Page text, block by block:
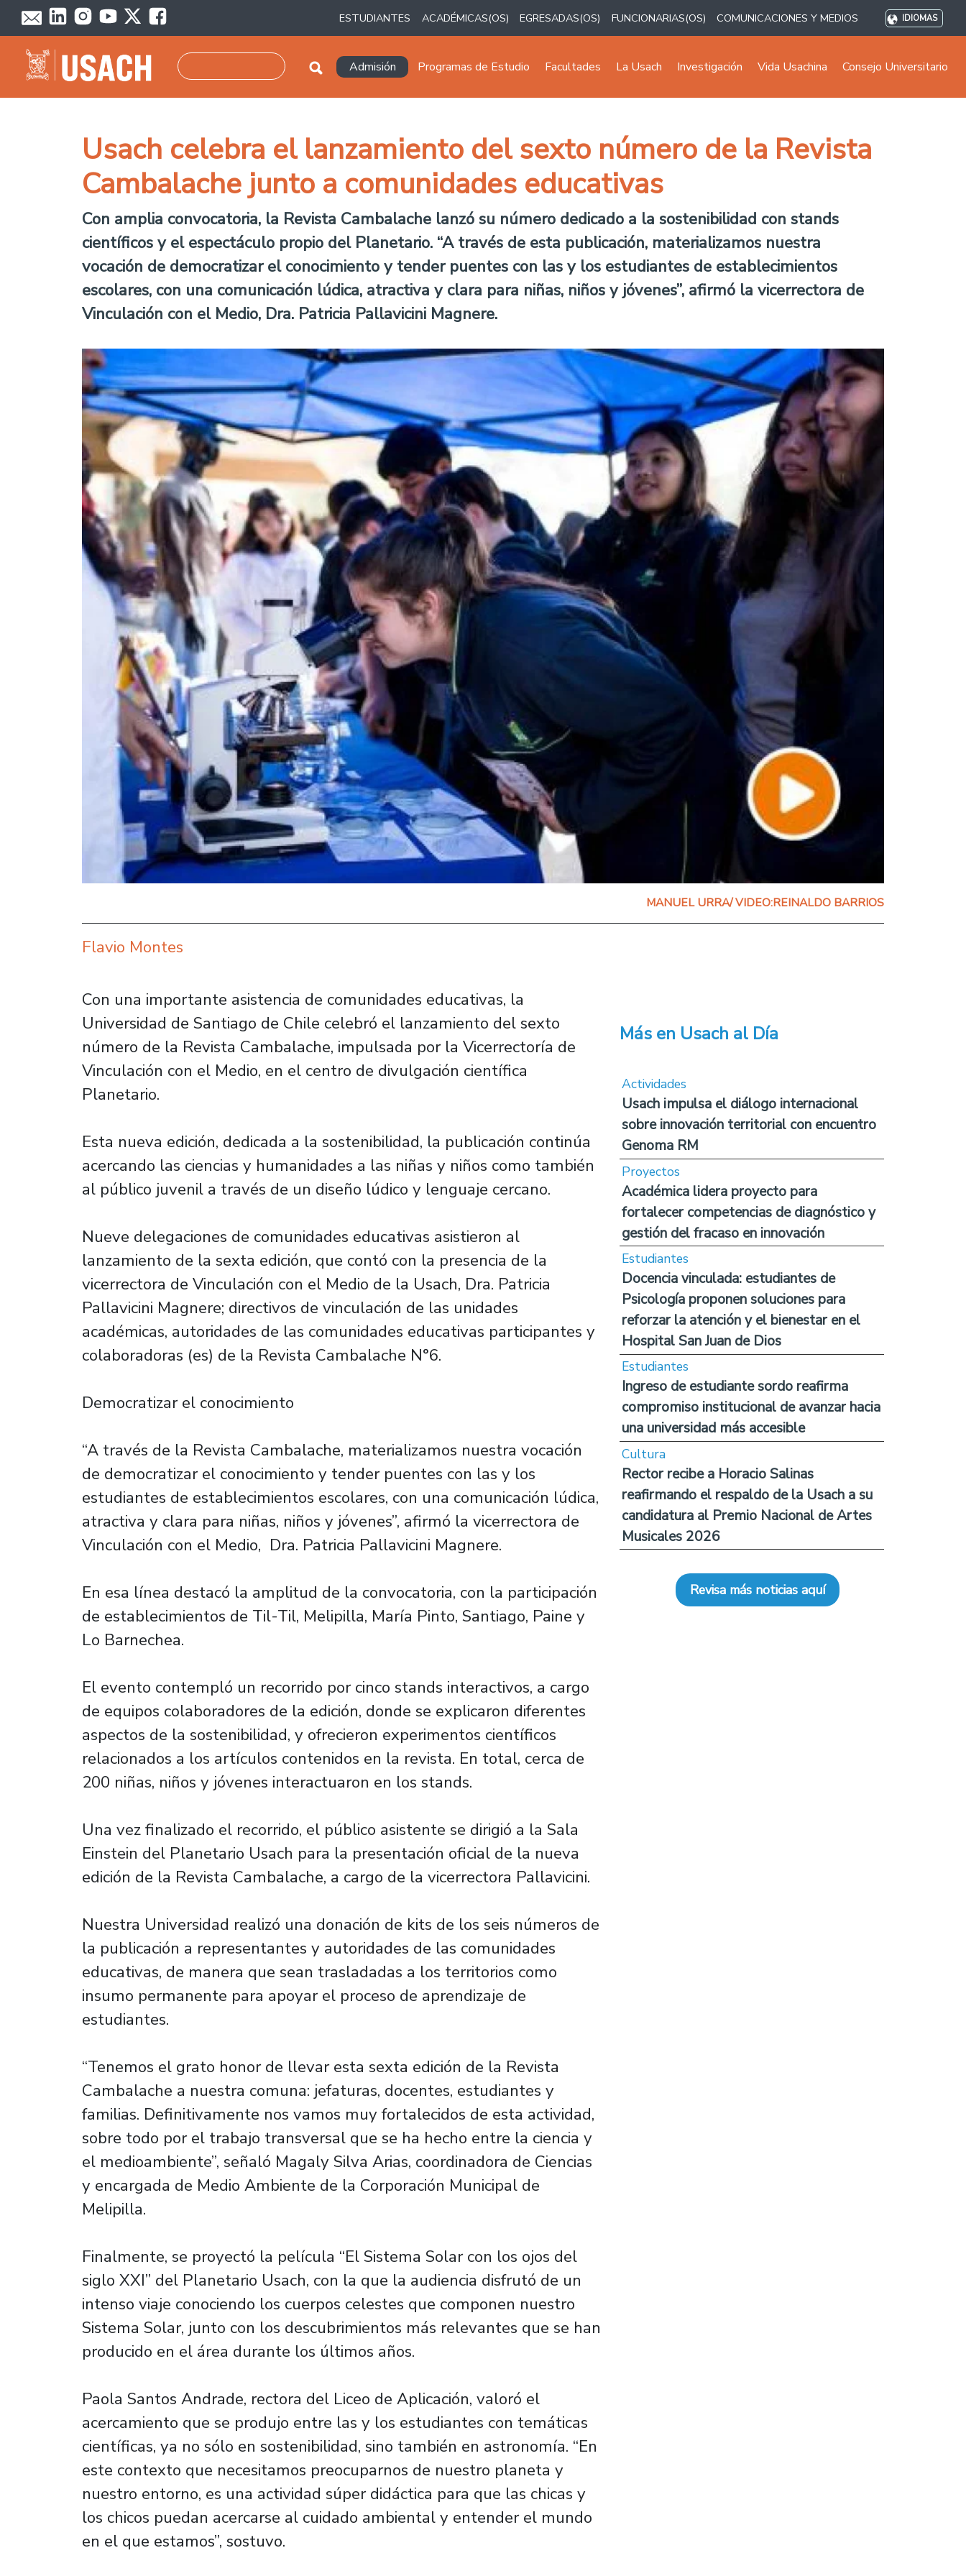
Pasar al contenido principal
ESTUDIANTES ACADÉMICAS(OS) EGRESADAS(OS) FUNCIONARIAS(OS) COMUNICACIONES Y MEDIOS IDIOMAS
Navegación principal
Admisión Programas de Estudio Facultades La Usach Investigación Vida Usachina Consejo Universitario
Usach celebra el lanzamiento del sexto número de la Revista
Cambalache junto a comunidades educativas
Con amplia convocatoria, la Revista Cambalache lanzó su número dedicado a la sostenibilidad con stands
científicos y el espectáculo propio del Planetario. “A través de esta publicación, materializamos nuestra
vocación de democratizar el conocimiento y tender puentes con las y los estudiantes de establecimientos
escolares, con una comunicación lúdica, atractiva y clara para niñas, niños y jóvenes”, afirmó la vicerrectora de
Vinculación con el Medio, Dra. Patricia Pallavicini Magnere.
MANUEL URRA/ VIDEO:REINALDO BARRIOS
Flavio Montes
Con una importante asistencia de comunidades educativas, la
Universidad de Santiago de Chile celebró el lanzamiento del sexto
número de la Revista Cambalache, impulsada por la Vicerrectoría de
Vinculación con el Medio, en el centro de divulgación científica
Planetario.
Esta nueva edición, dedicada a la sostenibilidad, la publicación continúa
acercando las ciencias y humanidades a las niñas y niños como también
al público juvenil a través de un diseño lúdico y lenguaje cercano.
Nueve delegaciones de comunidades educativas asistieron al
lanzamiento de la sexta edición, que contó con la presencia de la
vicerrectora de Vinculación con el Medio de la Usach, Dra. Patricia
Pallavicini Magnere; directivos de vinculación de las unidades
académicas, autoridades de las comunidades educativas participantes y
colaboradoras (es) de la Revista Cambalache N°6.
Democratizar el conocimiento
“A través de la Revista Cambalache, materializamos nuestra vocación
de democratizar el conocimiento y tender puentes con las y los
estudiantes de establecimientos escolares, con una comunicación lúdica,
atractiva y clara para niñas, niños y jóvenes”, afirmó la vicerrectora de
Vinculación con el Medio, Dra. Patricia Pallavicini Magnere.
En esa línea destacó la amplitud de la convocatoria, con la participación
de establecimientos de Til-Til, Melipilla, María Pinto, Santiago, Paine y
Lo Barnechea.
El evento contempló un recorrido por cinco stands interactivos, a cargo
de equipos colaboradores de la edición, donde se explicaron diferentes
aspectos de la sostenibilidad, y ofrecieron experimentos científicos
relacionados a los artículos contenidos en la revista. En total, cerca de
200 niñas, niños y jóvenes interactuaron en los stands.
Una vez finalizado el recorrido, el público asistente se dirigió a la Sala
Einstein del Planetario Usach para la presentación oficial de la nueva
edición de la Revista Cambalache, a cargo de la vicerrectora Pallavicini.
Nuestra Universidad realizó una donación de kits de los seis números de
la publicación a representantes y autoridades de las comunidades
educativas, de manera que sean trasladadas a los territorios como
insumo permanente para apoyar el proceso de aprendizaje de
estudiantes.
“Tenemos el grato honor de llevar esta sexta edición de la Revista
Cambalache a nuestra comuna: jefaturas, docentes, estudiantes y
familias. Definitivamente nos vamos muy fortalecidos de esta actividad,
sobre todo por el trabajo transversal que se ha hecho entre la ciencia y
el medioambiente”, señaló Magaly Silva Arias, coordinadora de Ciencias
y encargada de Medio Ambiente de la Corporación Municipal de
Melipilla.
Finalmente, se proyectó la película “El Sistema Solar con los ojos del
siglo XXI” del Planetario Usach, con la que la audiencia disfrutó de un
intenso viaje conociendo los cuerpos celestes que componen nuestro
Sistema Solar, junto con los descubrimientos más relevantes que se han
producido en el área durante los últimos años.
Paola Santos Andrade, rectora del Liceo de Aplicación, valoró el
acercamiento que se produjo entre las y los estudiantes con temáticas
científicas, ya no sólo en sostenibilidad, sino también en astronomía. “En
este contexto que necesitamos preocuparnos de nuestro planeta y
nuestro entorno, es una actividad súper didáctica para que las chicas y
los chicos puedan acercarse al cuidado ambiental y entender el mundo
en el que estamos”, sostuvo.
Más en Usach al Día
Actividades
Usach impulsa el diálogo internacional
sobre innovación territorial con encuentro
Genoma RM
Proyectos
Académica lidera proyecto para
fortalecer competencias de diagnóstico y
gestión del fracaso en innovación
Estudiantes
Docencia vinculada: estudiantes de
Psicología proponen soluciones para
reforzar la atención y el bienestar en el
Hospital San Juan de Dios
Estudiantes
Ingreso de estudiante sordo reafirma
compromiso institucional de avanzar hacia
una universidad más accesible
Cultura
Rector recibe a Horacio Salinas
reafirmando el respaldo de la Usach a su
candidatura al Premio Nacional de Artes
Musicales 2026
Revisa más noticias aquí